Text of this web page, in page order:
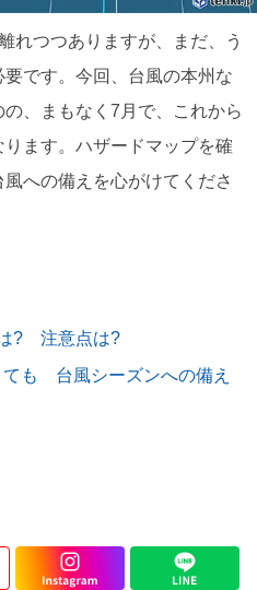
れつつありますが、まだ、う
です。今回、台風の本州な
、まもなく7月で、これから
ます。ハザードマップを確
への備えを心がけてくださ
? 注意点は?
も 台風シーズンへの備え